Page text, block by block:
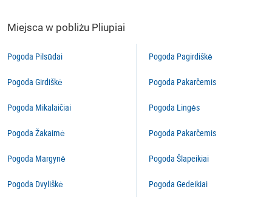
Miejsca w pobliżu Pliupiai
Pogoda Pilsūdai
Pogoda Girdiškė
Pogoda Mikalaičiai
Pogoda Žakaimė
Pogoda Margynė
Pogoda Dvyliškė
Pogoda Pagirdiškė
Pogoda Pakarčemis
Pogoda Lingės
Pogoda Pakarčemis
Pogoda Šlapeikiai
Pogoda Gedeikiai